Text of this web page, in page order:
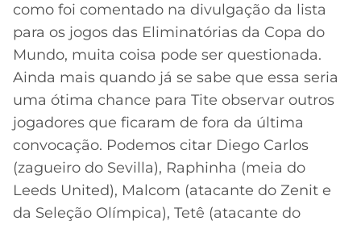
como foi comentado na divulgação da lista
para os jogos das Eliminatórias da Copa do
Mundo, muita coisa pode ser questionada.
Ainda mais quando já se sabe que essa seria
uma ótima chance para Tite observar outros
jogadores que ficaram de fora da última
convocação. Podemos citar Diego Carlos
(zagueiro do Sevilla), Raphinha (meia do
Leeds United), Malcom (atacante do Zenit e
da Seleção Olímpica), Tetê (atacante do